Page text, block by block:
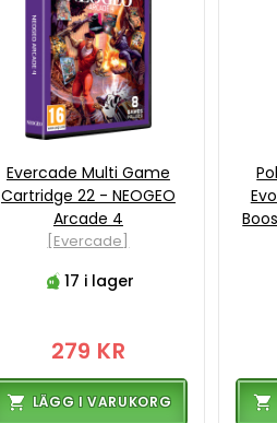
Evercade Multi Game
Cartridge 22 - NEOGEO
Arcade 4
[Evercade]
17 i lager
279 KR
LÄGG I VARUKORG